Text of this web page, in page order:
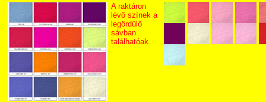
A raktáron
lévő színek a
legördülő
sávban
találhatóak.